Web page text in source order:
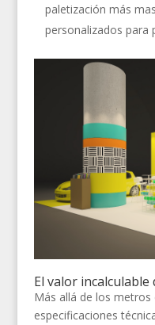
paletización más
personalizados para
El valor incalculable
Más allá de los metros
especificaciones